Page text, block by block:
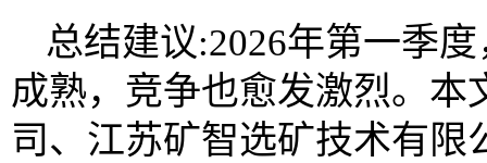
总结建议:2026年第一季
成熟，竞争也愈发激烈。
司、江苏矿智选矿技术有